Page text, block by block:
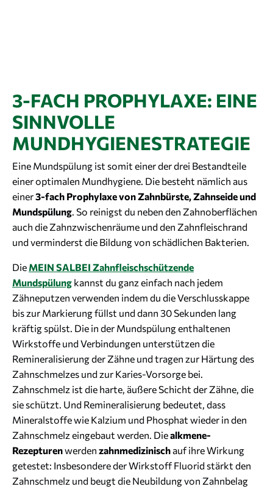
3-FACH PROPHYLAXE: EINE
SINNVOLLE
MUNDHYGIENESTRATEGIE
Eine Mundspülung ist somit einer der drei Bestandteile
einer optimalen Mundhygiene. Die besteht nämlich aus
einer3-fach Prophylaxe von Zahnbürste, Zahnseide und
Mundspülung. So reinigst du neben den Zahnoberflächen
auch die Zahnzwischenräume und den Zahnfleischrand
und verminderst die Bildung von schädlichen Bakterien.
Die MEIN SALBEI Zahnfleischschützende
Mundspülung kannst du ganz einfach nach jedem
Zähneputzen verwenden indem du die Verschlusskappe
bis zur Markierung füllst und dann 30 Sekunden lang
kräftig spülst. Die in der Mundspülung enthaltenen
Wirkstoffe und Verbindungen unterstützen die
Remineralisierung der Zähne und tragen zur Härtung des
Zahnschmelzes und zur Karies-Vorsorge bei.
Zahnschmelz ist die harte, äußere Schicht der Zähne, die
sie schützt. Und Remineralisierung bedeutet, dass
Mineralstoffe wie Kalzium und Phosphat wieder in den
Zahnschmelz eingebaut werden. Diealkmene-
Rezepturenwerden zahnmedizinisch auf ihre Wirkung
getestet: Insbesondere der Wirkstoff Fluorid stärkt den
Zahnschmelz und beugt die Neubildung von Zahnbelag